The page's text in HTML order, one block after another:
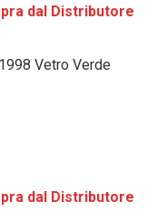
dal Distributore
Vetro Verde
dal Distributore